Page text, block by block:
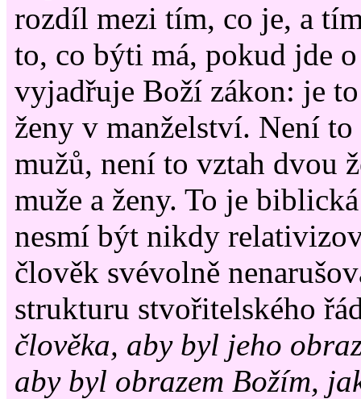
rozdíl mezi tím, co je, a
to, co býti má, pokud jde
vyjadřuje Boží zákon: je
ženy v manželství. Není
mužů, není to vztah dvou
muže a ženy. To je
nesmí být nikdy
člověk svévolně
strukturu stvořitelského
člověka, aby byl jeho
aby byl obrazem Božím,